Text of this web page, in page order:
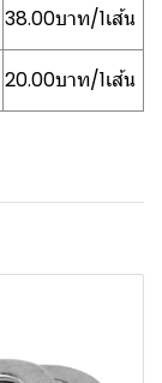
38.00บาท/1เส้น
20.00บาท/1เส้น